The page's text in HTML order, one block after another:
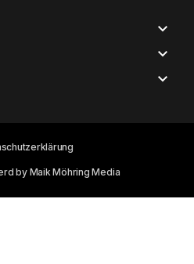
by Maik Möhring Media